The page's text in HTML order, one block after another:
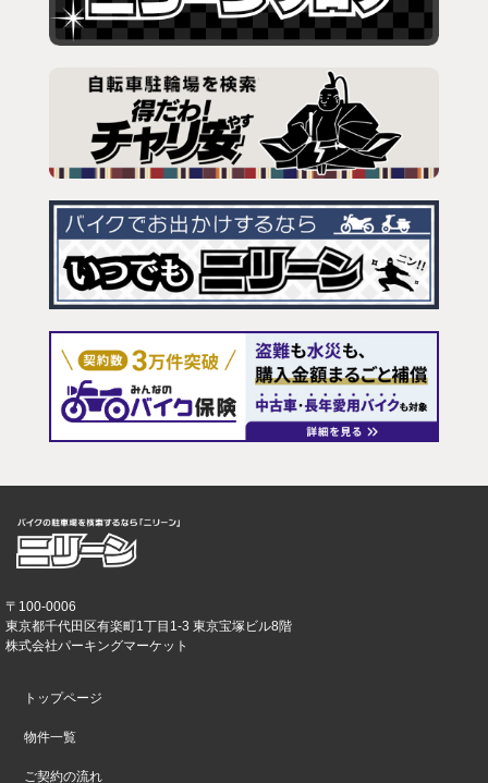
〒100-0006
東京都千代田区有楽町1丁目1-3 東京宝塚ビル8階
株式会社パーキングマーケット
トップページ
物件一覧
ご契約の流れ